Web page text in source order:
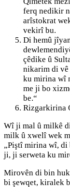
ferq nedikir
arîstokrat
vekirî bu.
Di hemû
çêdike û
nikarim di
ku mirina wî
me ji bo
be.“
Rizgarkirina
Wî ji mal û milkê
milk û xwelî wek
„Piştî mirina wî, di
ji, ji serweta ku
Mirovên di bin
bi şewqet, kiralek